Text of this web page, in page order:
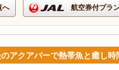
へ 航空券付プラ
アクアバーで熱帯魚と癒し時